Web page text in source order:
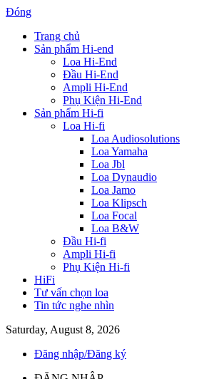
Đóng
Trang chủ
Sản phẩm Hi-end
Loa Hi-End
Đầu Hi-End
Ampli Hi-End
Phụ Kiện Hi-End
Sản phẩm Hi-fi
Loa Hi-fi
Loa Audiosolutions
Loa Yamaha
Loa Jbl
Loa Dynaudio
Loa Jamo
Loa Klipsch
Loa Focal
Loa B&W
Đầu Hi-fi
Ampli Hi-fi
Phụ Kiện Hi-fi
HiFi
Tư vấn chọn loa
Tin tức nghe nhìn
Saturday, August 8, 2026
Đăng nhập/Đăng ký